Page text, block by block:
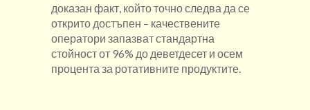
доказан факт, който точно следва да се
открито достъпен – качествените
оператори запазват стандартна
стойност от 96% до деветдесет и осем
процента за ротативните продуктите.